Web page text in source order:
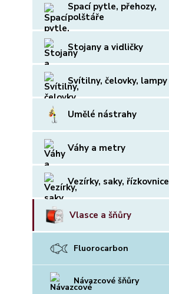
Spací pytle, přehozy,
polštáře
Stojany a vidličky
Svítilny, čelovky, lampy
Umělé nástrahy
Váhy a metry
Vezírky, saky, řízkovnice
Vlasce a šňůry
Fluorocarbon
Návazcové šňůry